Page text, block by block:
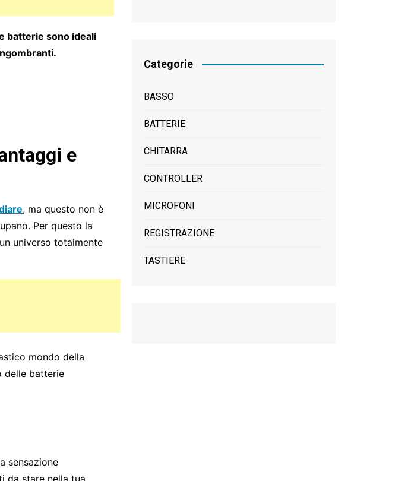
batterie sono ideali
e
, ma questo non è
Per questo la
universo totalmente
mondo della
delle batterie
sensazione
Categorie
BASSO
BATTERIE
CHITARRA
CONTROLLER
MICROFONI
REGISTRAZIONE
TASTIERE